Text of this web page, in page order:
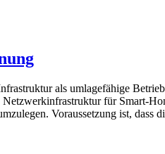
als umlagefähige
für Smart-
Voraussetzung ist, dass